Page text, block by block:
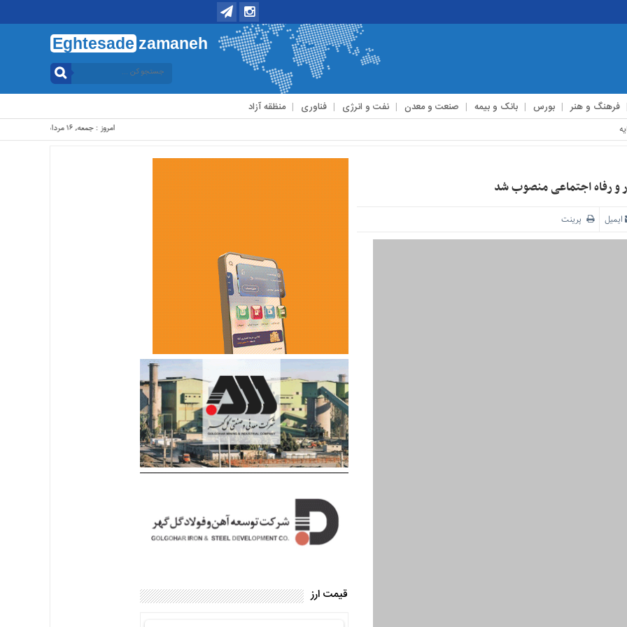
Eghtesade zamaneh
فرهنگ و هنر بورس بانک و بیمه صنعت و معدن نفت و انرژی فناوری منظقه آزاد
امروز : جمعه, ۱۶ مرداد , ۱۴۰۵ .::. برابر با : Friday, 7 August , 2026
و رفاه اجتماعی منصوب شد
ایمیل پرینت
قیمت ارز